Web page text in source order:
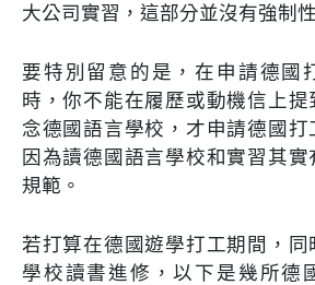
大公司實習，這部分並沒有強制
要特別留意的是，在申請德國
時，你不能在履歷或動機信上提
念德國語言學校，才申請德國打
因為讀德國語言學校和實習其實
規範。
若打算在德國遊學打工期間，同
學校讀書進修，以下是幾所德